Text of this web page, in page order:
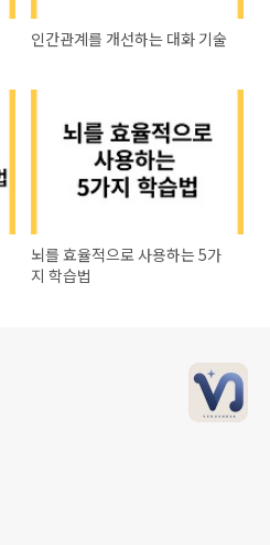
인간관계를 개선하는 대화 기술
뇌를 효율적으로 사용하는 5가
지 학습법